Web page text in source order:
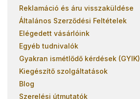
Reklamáció és áru visszaküldése
Általános Szerződési Feltételek
Elégedett vásárlóink
Egyéb tudnivalók
Gyakran ismétlődő kérdések (GYIK)
Kiegészítő szolgáltatások
Blog
Szerelési útmutatók